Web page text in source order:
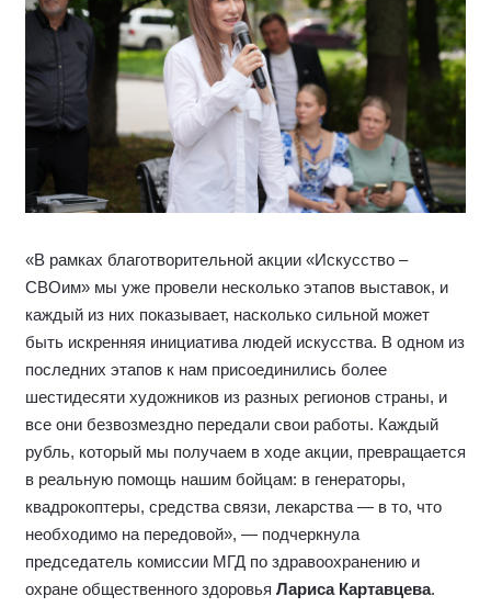
«В рамках благотворительной акции «Искусство –
СВОим» мы уже провели несколько этапов выставок, и
каждый из них показывает, насколько сильной может
быть искренняя инициатива людей искусства. В одном из
последних этапов к нам присоединились более
шестидесяти художников из разных регионов страны, и
все они безвозмездно передали свои работы. Каждый
рубль, который мы получаем в ходе акции, превращается
в реальную помощь нашим бойцам: в генераторы,
квадрокоптеры, средства связи, лекарства — в то, что
необходимо на передовой», — подчеркнула
председатель комиссии МГД по здравоохранению и
охране общественного здоровья Лариса Картавцева.